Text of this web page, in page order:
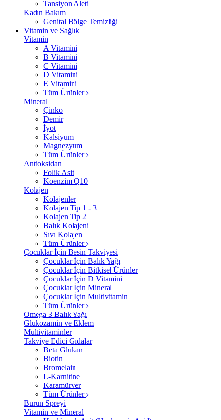
Tansiyon Aleti
Kadın Bakım
Genital Bölge Temizliği
Vitamin ve Sağlık
Vitamin
A Vitamini
B Vitamini
C Vitamini
D Vitamini
E Vitamini
Tüm Ürünler
Mineral
Çinko
Demir
İyot
Kalsiyum
Magnezyum
Tüm Ürünler
Antioksidan
Folik Asit
Koenzim Q10
Kolajen
Kolajenler
Kolajen Tip 1 - 3
Kolajen Tip 2
Balık Kolajeni
Sıvı Kolajen
Tüm Ürünler
Çocuklar İçin Besin Takviyesi
Çocuklar İçin Balık Yağı
Çocuklar İçin Bitkisel Ürünler
Çocuklar İçin D Vitamini
Çocuklar İçin Mineral
Çocuklar İçin Multivitamin
Tüm Ürünler
Omega 3 Balık Yağı
Glukozamin ve Eklem
Multivitaminler
Takviye Edici Gıdalar
Beta Glukan
Biotin
Bromelain
L-Karnitine
Karamürver
Tüm Ürünler
Burun Spreyi
Vitamin ve Mineral